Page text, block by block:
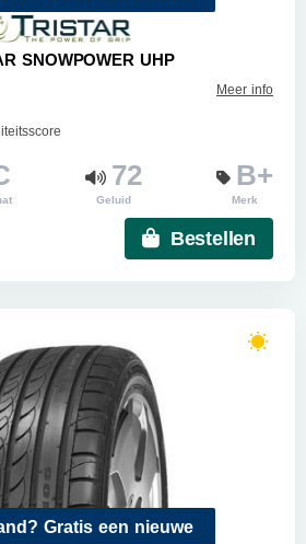
SNOWPOWER UHP
Meer info
72
Geluid
B+
Merk
Bestellen
Gratis een nieuwe